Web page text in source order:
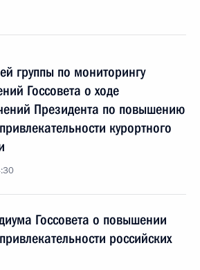
группы по мониторингу
Госсовета о ходе
Президента по повышению
курортного
Госсовета о повышении
российских